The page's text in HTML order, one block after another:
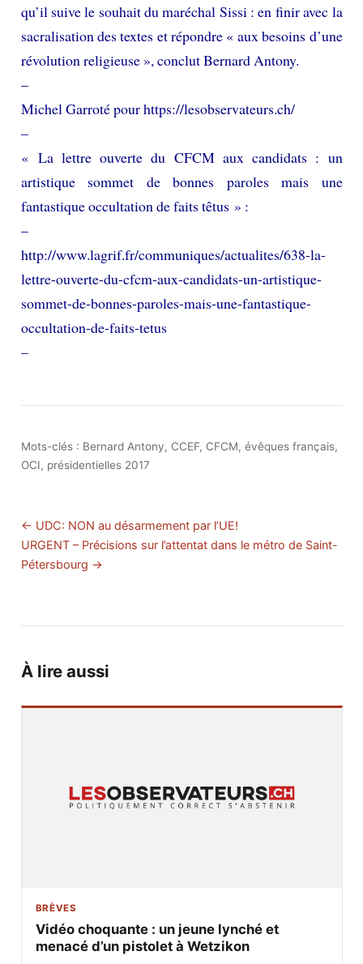
qu’il suive le souhait du maréchal Sissi : en finir avec la
sacralisation des textes et répondre « aux besoins d’une
révolution religieuse », conclut Bernard Antony.
–
Michel Garroté pour https://lesobservateurs.ch/
–
« La lettre ouverte du CFCM aux candidats : un
artistique sommet de bonnes paroles mais une
fantastique occultation de faits têtus » :
–
http://www.lagrif.fr/communiques/actualites/638-la-
lettre-ouverte-du-cfcm-aux-candidats-un-artistique-
sommet-de-bonnes-paroles-mais-une-fantastique-
occultation-de-faits-tetus
–
Mots-clés : Bernard Antony, CCEF, CFCM, évêques français,
OCI, présidentielles 2017
← UDC: NON au désarmement par l’UE!
URGENT – Précisions sur l’attentat dans le métro de Saint-
Pétersbourg →
À lire aussi
BRÈVES
Vidéo choquante : un jeune lynché et
menacé d’un pistolet à Wetzikon